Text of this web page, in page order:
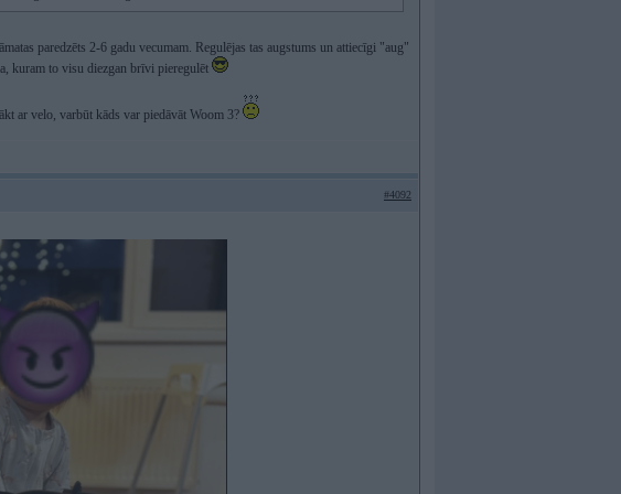
paredzēts 2-6 gadu vecumam. Regulējas tas augstums un attiecīgi "aug"
kuram to visu diezgan brīvi pieregulēt
ar velo, varbūt kāds var piedāvāt Woom 3?
#4092